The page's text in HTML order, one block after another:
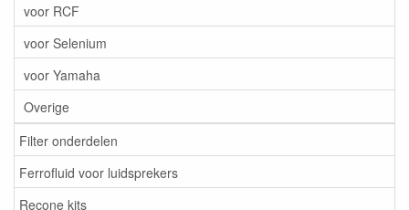
voor RCF
voor Selenium
voor Yamaha
Overige
Filter onderdelen
Ferrofluid voor luidsprekers
Recone kits